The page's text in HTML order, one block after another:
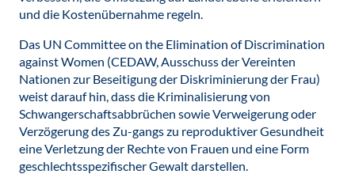
und die Kostenübernahme regeln.
Das UN Committee on the Elimination of Discrimination
against Women (CEDAW, Ausschuss der Vereinten
Nationen zur Beseitigung der Diskriminierung der Frau)
weist darauf hin, dass die Kriminalisierung von
Schwangerschaftsabbrüchen sowie Verweigerung oder
Verzögerung des Zu-gangs zu reproduktiver Gesundheit
eine Verletzung der Rechte von Frauen und eine Form
geschlechtsspezifischer Gewalt darstellen.